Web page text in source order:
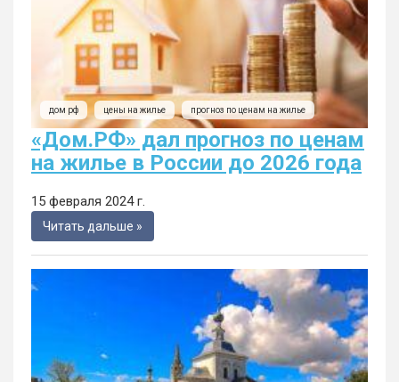
дом рф цены на жилье прогноз по ценам на жилье
«Дом.РФ» дал прогноз по ценам
на жилье в России до 2026 года
15 февраля 2024 г.
Читать дальше »